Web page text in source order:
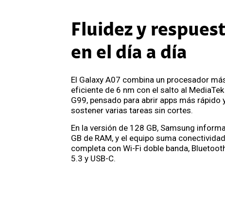
Fluidez y
en el día a día
El Galaxy A07 combina un procesador
eficiente de 6 nm con el salto al MediaTek
G99, pensado para abrir apps más rápido
sostener varias tareas sin cortes.
En la versión de 128 GB, Samsung
GB de RAM, y el equipo suma conectividad
completa con Wi-Fi doble banda,
5.3 y USB-C.